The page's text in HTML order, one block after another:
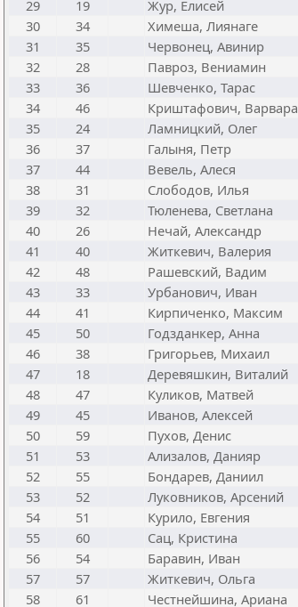
29
19 Жур, Елисей
30
34 Химеша, Лиянаге
31
35 Червонец, Авинир
32
28 Павроз, Вениамин
33
36 Шевченко, Тарас
34
46 Криштафович, Варвара
35
24 Ламницкий, Олег
36
37 Галыня, Петр
37
44 Вевель, Алеся
38
31 Слободов, Илья
39
32 Тюленева, Светлана
40
26 Нечай, Александр
41
40 Житкевич, Валерия
42
48 Рашевский, Вадим
43
33 Урбанович, Иван
44
41 Кирпиченко, Максим
45
50 Годзданкер, Анна
46
38 Григорьев, Михаил
47
18 Деревяшкин, Виталий
48
47 Куликов, Матвей
49
45 Иванов, Алексей
50
59 Пухов, Денис
51
53 Ализалов, Данияр
52
55 Бондарев, Даниил
53
52 Луковников, Арсений
54
51 Курило, Евгения
55
60 Сац, Кристина
56
54 Баравин, Иван
57
57 Житкевич, Ольга
58
61 Честнейшина, Ариана